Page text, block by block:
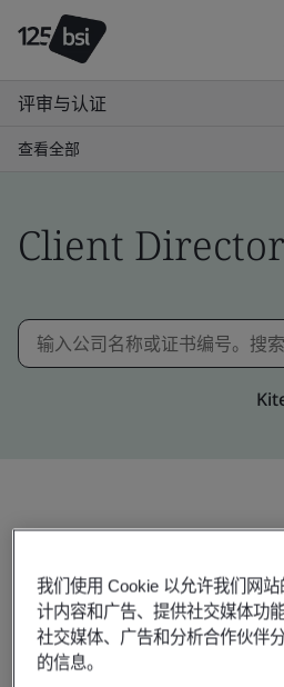
评审与认证
查看全部
Client
Fusion CX Limited
5th, 6th & 7th Floor
我们使用 Cookie 以允许我们网
计内容和广告、提供社交媒体功
社交媒体、广告和分析合作伙伴
的信息。